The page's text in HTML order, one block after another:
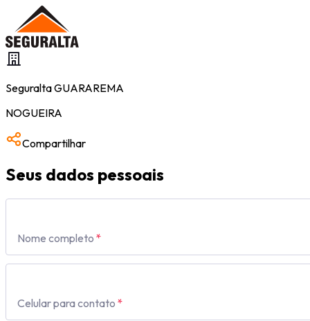
SeguraltaGUARAREMA
NOGUEIRA
Compartilhar
Seus dados pessoais
Nome completo *
Celular para contato *